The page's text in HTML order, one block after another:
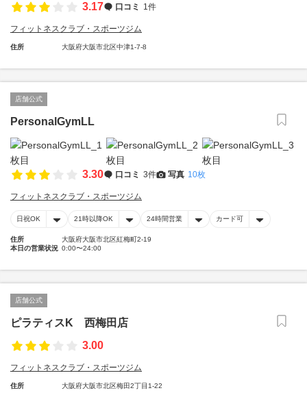
3.17 口コミ 1件
フィットネスクラブ・スポーツジム
住所 大阪府大阪市北区中津1-7-8
店舗公式
PersonalGymLL
3.30 口コミ 3件 写真 10枚
フィットネスクラブ・スポーツジム
日祝OK 21時以降OK 24時間営業 カード可
住所
大阪府大阪市北区紅梅町2-19
本日の営業状況 0:00〜24:00
店舗公式
ピラティスK 西梅田店
3.00
フィットネスクラブ・スポーツジム
住所 大阪府大阪市北区梅田2丁目1-22